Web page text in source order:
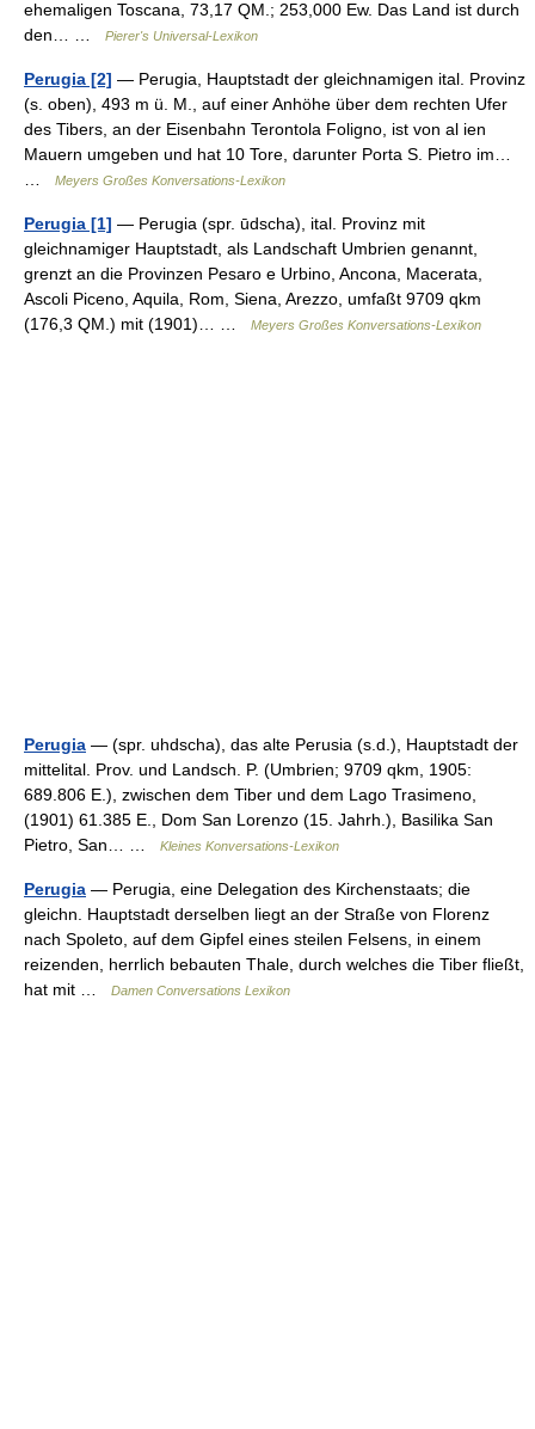
ehemaligen Toscana, 73,17 QM.; 253,000 Ew. Das Land ist durch
den… …
Pierer's Universal-Lexikon
Perugia [2] — Perugia, Hauptstadt der gleichnamigen ital. Provinz
(s. oben), 493 m ü. M., auf einer Anhöhe über dem rechten Ufer
des Tibers, an der Eisenbahn Terontola Foligno, ist von al ien
Mauern umgeben und hat 10 Tore, darunter Porta S. Pietro im…
Meyers Großes Konversations-Lexikon
Perugia [1] — Perugia (spr. ūdscha), ital. Provinz mit
gleichnamiger Hauptstadt, als Landschaft Umbrien genannt,
grenzt an die Provinzen Pesaro e Urbino, Ancona, Macerata,
Ascoli Piceno, Aquila, Rom, Siena, Arezzo, umfaßt 9709 qkm
(176,3 QM.) mit (1901)… …
Meyers Großes Konversations-Lexikon
Perugia — (spr. uhdscha), das alte Perusia (s.d.), Hauptstadt der
mittelital. Prov. und Landsch. P. (Umbrien; 9709 qkm, 1905:
689.806 E.), zwischen dem Tiber und dem Lago Trasimeno,
(1901) 61.385 E., Dom San Lorenzo (15. Jahrh.), Basilika San
Pietro, San… …
Kleines Konversations-Lexikon
Perugia — Perugia, eine Delegation des Kirchenstaats; die
gleichn. Hauptstadt derselben liegt an der Straße von Florenz
nach Spoleto, auf dem Gipfel eines steilen Felsens, in einem
reizenden, herrlich bebauten Thale, durch welches die Tiber fließt,
hat mit …
Damen Conversations Lexikon